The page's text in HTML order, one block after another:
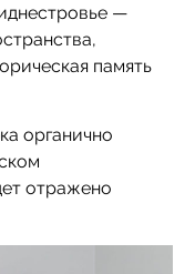
—
память
органично
отражено